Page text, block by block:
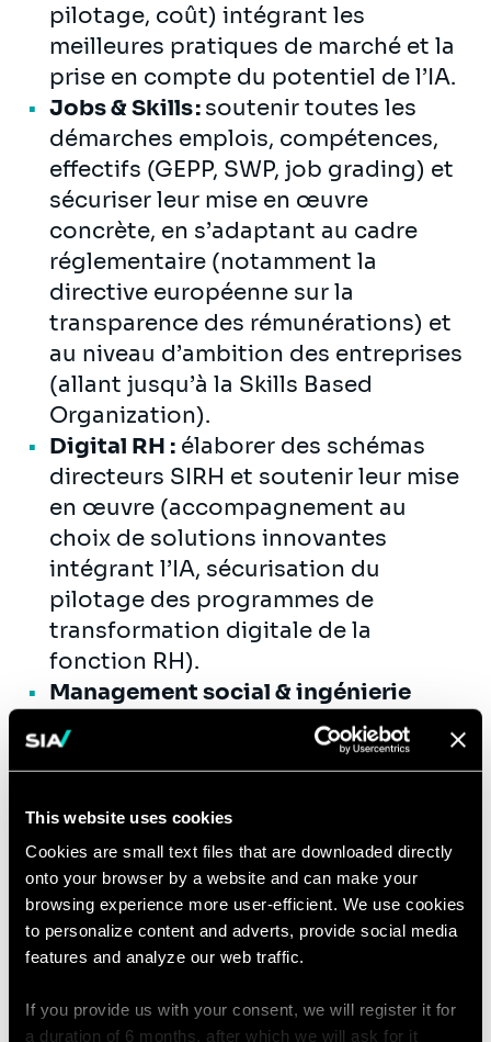
This website uses cookies
Cookies are small text files that are downloaded directly
onto your browser by a website and can make your
browsing experience more user-efficient. We use cookies
to personalize content and adverts, provide social media
features and analyze our web traffic.
If you provide us with your consent, we will register it for
a duration of 6 months, after which we will ask for it
pilotage, coût) intégrant les
meilleures pratiques de marché et la
prise en compte du potentiel de l’IA.
Jobs & Skills : soutenir toutes les
démarches emplois, compétences,
effectifs (GEPP, SWP, job grading) et
sécuriser leur mise en œuvre
concrète, en s’adaptant au cadre
réglementaire (notamment la
directive européenne sur la
transparence des rémunérations) et
au niveau d’ambition des entreprises
(allant jusqu’à la Skills Based
Organization).
Digital RH : élaborer des schémas
directeurs SIRH et soutenir leur mise
en œuvre (accompagnement au
choix de solutions innovantes
intégrant l’IA, sécurisation du
pilotage des programmes de
transformation digitale de la
fonction RH).
Management social & ingénierie
sociale :
œuvrer à la définition d’une
stratégie sociale cohérente, durable
transformation de chaque
entreprise.
Accompagnement humain des
transformations :analyser les
niveaux de rupture pour définir et
mettre en œuvre une stratégie de
change (formation, communication,
animation de communautés)